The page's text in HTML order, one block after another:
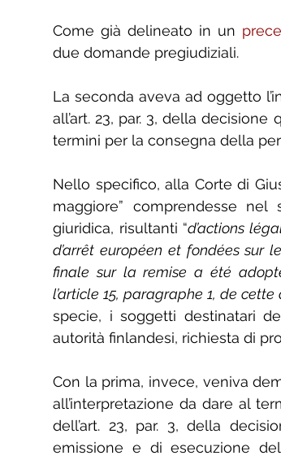
Come già delineato in un
due domande pregiudiziali.
La seconda aveva ad oggetto
all’art. 23, par. 3, della decisione
termini per la consegna della
Nello specifico, alla Corte di
maggiore” comprendesse
giuridica, risultanti “d’actions
d’arrêt européen et fondées sur
finale sur la remise a été
l’article 15, paragraphe 1, de
specie, i soggetti destinatari
autorità finlandesi, richiesta di
Con la prima, invece, veniva
all’interpretazione da dare al
dell’art. 23, par. 3, della
emissione e di esecuzione